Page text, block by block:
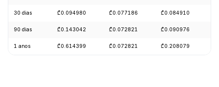
30 dias ₾0.094980 ₾0.077186 ₾0.084910
90 dias ₾0.143042 ₾0.072821 ₾0.090976
1 anos ₾0.614399 ₾0.072821 ₾0.208079